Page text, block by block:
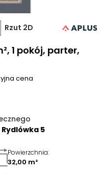
1 pokój, parter,
cena
5
Rzut 2D
Powierzchnia:
32,00 m²